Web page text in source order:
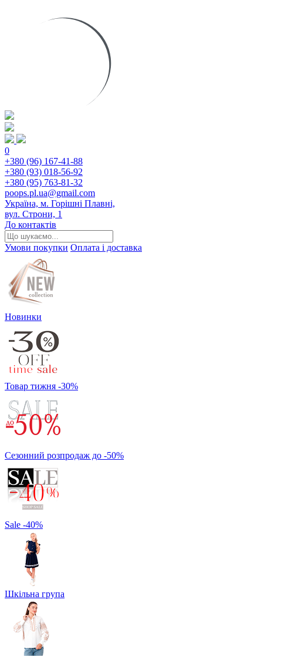
0
+380 (96) 167-41-88
+380 (93) 018-56-92
+380 (95) 763-81-32
poops.pl.ua@gmail.com
Україна, м. Горішні Плавні,
вул. Строни, 1
До контактів
Умови покупки Оплата і доставка
Новинки
Товар тижня -30%
Сезонний розпродаж до -50%
Sale -40%
Шкільна група